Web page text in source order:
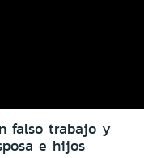
falso trabajo y
e hijos